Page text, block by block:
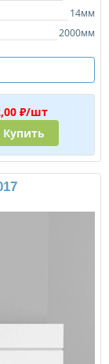
14мм
2000мм
₽/шт
Купить